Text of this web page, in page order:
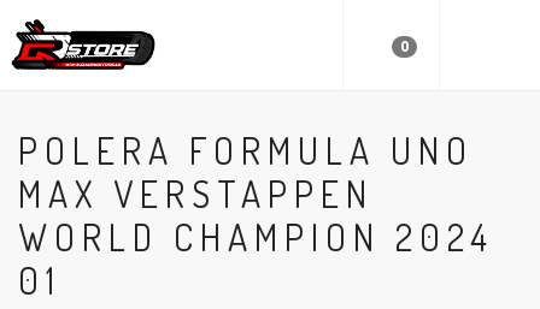
0
POLERA FORMULA UNO
MAX VERSTAPPEN
WORLD CHAMPION 2024
01